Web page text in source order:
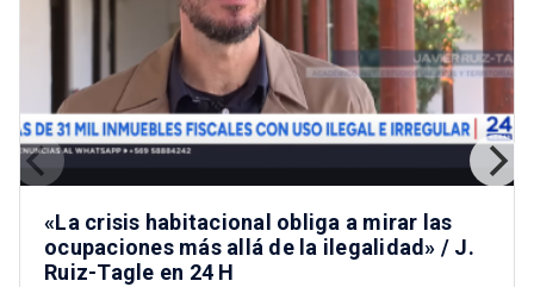
«La crisis habitacional obliga a mirar las
ocupaciones más allá de la ilegalidad» / J.
Ruiz-Tagle en 24 H